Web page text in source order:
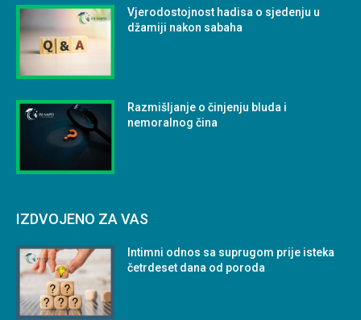
Vjerodostojnost hadisa o sjedenju u
džamiji nakon sabaha
Razmišljanje o činjenju bluda i
nemoralnog čina
IZDVOJENO ZA VAS
Intimni odnos sa suprugom prije isteka
četrdeset dana od poroda